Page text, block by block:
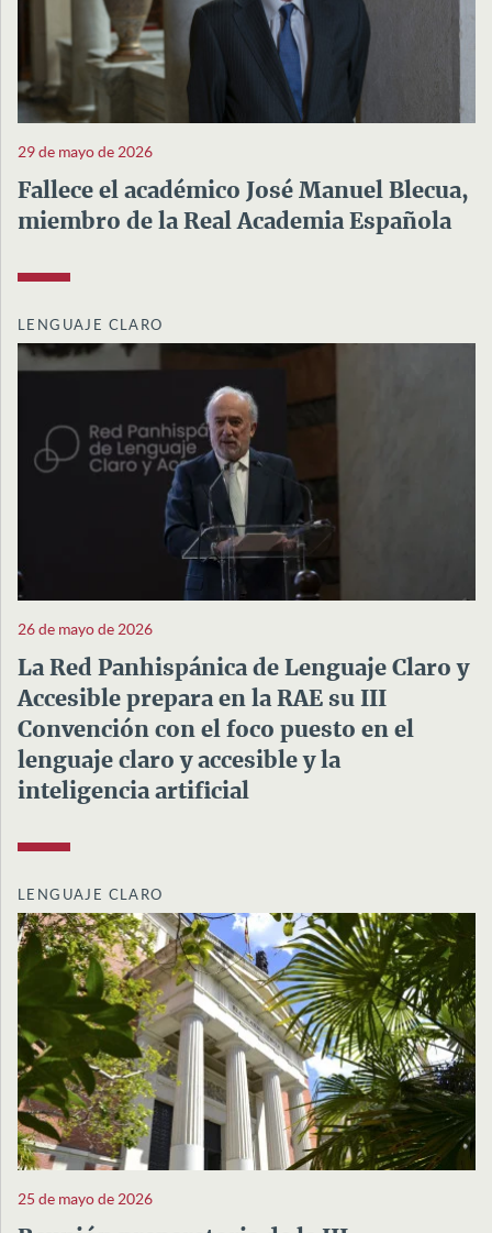
29 de mayo de 2026
Fallece el académico José Manuel Blecua,
miembro de la Real Academia Española
LENGUAJE CLARO
26 de mayo de 2026
La Red Panhispánica de Lenguaje Claro y
Accesible prepara en la RAE su III
Convención con el foco puesto en el
lenguaje claro y accesible y la
inteligencia artificial
LENGUAJE CLARO
25 de mayo de 2026